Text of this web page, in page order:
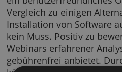
funktioniert, erhält
zum Testen.
Die Verwaltung des
ein